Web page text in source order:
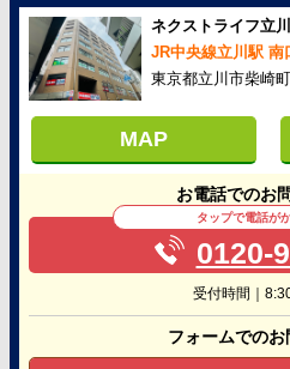
ネクストライフ立
JR中央線立川駅 南
東京都立川市柴崎
MAP
お電話でのお
タップで電話が
0120-
受付時間｜
フォームでの